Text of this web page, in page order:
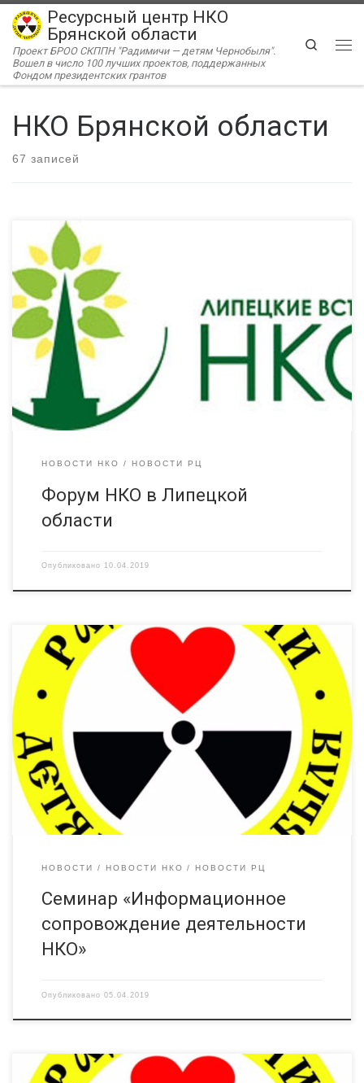
Перейти к содержимому
Ресурсный центр НКО
Брянской области
Проект БРОО СКППН "Радимичи — детям Чернобыля".
Вошел в число 100 лучших проектов, поддержанных
Фондом президентских грантов
Search
НКО Брянской области
67 записей
Управление внутренней политики администрации Липецкой
области и АНО в социальной сфере «Гражданский
университет» совместно с ФГБОУ ВО «Липецкий
государственный педагогический университет имени П.П.
Семенова-Тян-Шанского» (г. Липецк, ул. Ленина 42) проводит V
Межрегиональный форум некоммерческих организаций
Центрального федерального округа «Липецкие встречи НКО».
Форум состоится 24-25 апреля 2019 года. Основная тема
форума […]
НОВОСТИ НКО НОВОСТИ РЦ
Форум НКО в Липецкой
области
Опубликовано 10.04.2019
Приглашаем принять участие в семинаре «Информационное
сопровождение деятельности НКО», который Ресурсный
центр «Радимичи» проводит 12 апреля 2019 года в г. Брянск.
Ведущей семинара выступит Ирина Азарова — ведущая
программ ГТРК «Брянск» на протяжении 20 лет; председатель
Брянской Гильдии культурной журналистики; ведущий
специалист по связям с общественностью Брянского
областного театра кукол; […]
НОВОСТИ НОВОСТИ НКО НОВОСТИ РЦ
Семинар «Информационное
сопровождение деятельности
НКО»
Опубликовано 05.04.2019